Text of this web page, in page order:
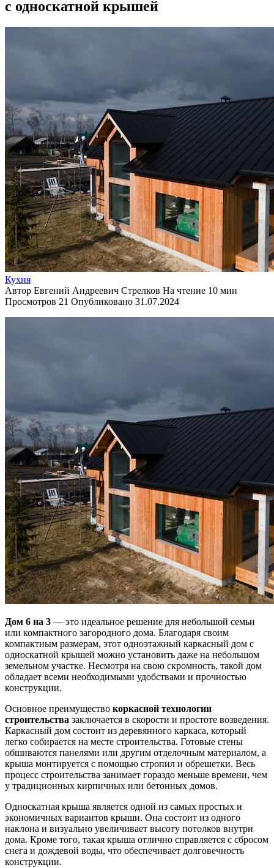
с односкатной крышей
Кухня
Автор Евгений Андреевич Стрелков На чтение 10 мин
Просмотров 21 Опубликовано 31.07.2024
Дом 6 на 3 — это идеальное решение для небольшой семьи
или компактного загородного дома. Благодаря своим
компактным размерам, этот одноэтажный каркасный дом с
односкатной крышей можно установить даже на небольшом
земельном участке. Несмотря на свою скромность, такой дом
обладает всеми необходимыми удобствами и прочностью
конструкции.
Основное преимущество коркасной технологии
строительства заключается в скорости и простоте возведения.
Каркасный дом состоит из деревянного каркаса, который
легко собирается на месте строительства. Готовые стены
обшиваются панелями или другим отделочным материалом, а
крыша монтируется с помощью стропил и обрешетки. Весь
процесс строительства занимает гораздо меньше времени, чем
у традиционных кирпичных или бетонных домов.
Односкатная крыша является одной из самых простых и
экономичных вариантов крыши. Она состоит из одного
наклона и визуально увеличивает высоту потолков внутри
дома. Кроме того, такая крыша отлично справляется с сбросом
снега и дождевой воды, что обеспечивает долговечность
конструкции.